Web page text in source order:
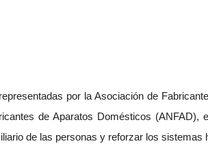
por la Asociación de
de Aparatos Domésticos (ANFAD),
de las personas y reforzar los sistemas